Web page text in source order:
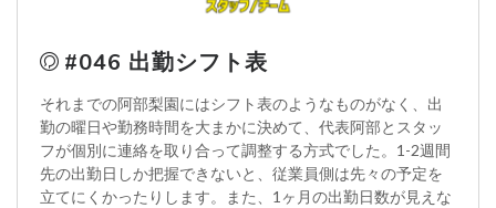
#046 出勤シフト表
それまでの阿部梨園にはシフト表のようなものがなく、出
勤の曜日や勤務時間を大まかに決めて、代表阿部とスタッ
フが個別に連絡を取り合って調整する方式でした。1-2週間
先の出勤日しか把握できないと、従業員側は先々の予定を
立てにくかったりします。また、1ヶ月の出勤日数が見えな